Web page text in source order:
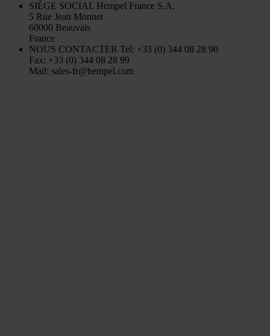
SIÈGE SOCIAL Hempel France S.A.
5 Rue Jean Monnet
60000 Beauvais
France
NOUS CONTACTER Tel: +33 (0) 344 08 28 90
Fax: +33 (0) 344 08 28 99
Mail: sales-fr@hempel.com